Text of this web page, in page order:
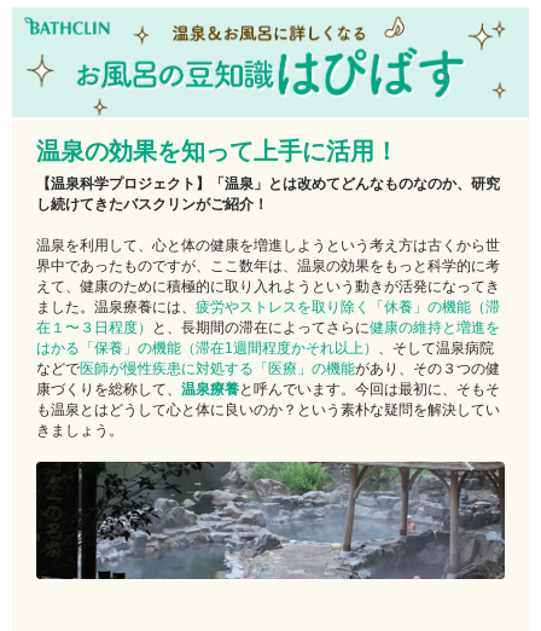
温泉の効果を知って上手に活用！
【温泉科学プロジェクト】「温泉」とは改めてどんなものなのか、研究
し続けてきたバスクリンがご紹介！
温泉を利用して、心と体の健康を増進しようという考え方は古くから世
界中であったものですが、ここ数年は、温泉の効果をもっと科学的に考
えて、健康のために積極的に取り入れようという動きが活発になってき
ました。温泉療養には、 疲労やストレスを取り除く「休養」の機能（滞
在１〜３日程度）
と、長期間の滞在によってさらに健康の維持と増進を
はかる「保養」の機能（滞在1週間程度かそれ以上）
、そして温泉病院
などで医師が慢性疾患に対処する「医療」の機能があり、その３つの健
康づくりを総称して、 温泉療養と呼んでいます。今回は最初に、そもそ
も温泉とはどうして心と体に良いのか？という素朴な疑問を解決してい
きましょう。